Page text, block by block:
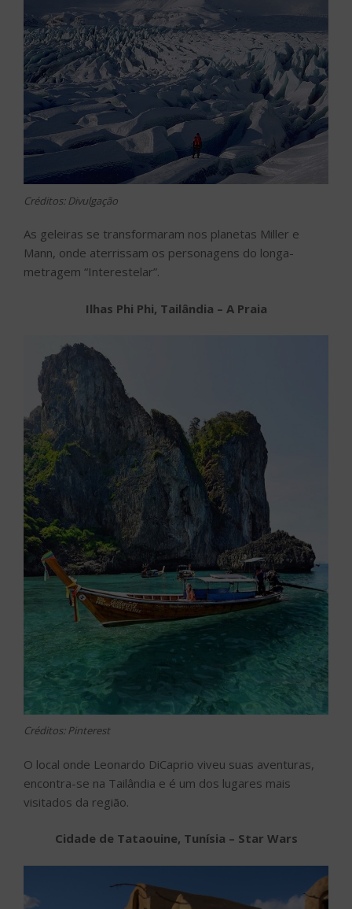
Créditos: Divulgação
As geleiras se transformaram nos planetas Miller e
Mann, onde aterrissam os personagens do longa-
metragem “Interestelar”.
Ilhas Phi Phi, Tailândia – A Praia
Créditos: Pinterest
O local onde Leonardo DiCaprio viveu suas aventuras,
encontra-se na Tailândia e é um dos lugares mais
visitados da região.
Cidade de Tataouine, Tunísia – Star Wars